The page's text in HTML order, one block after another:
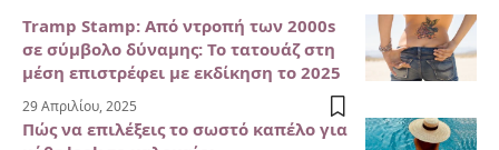
Tramp Stamp: Από ντροπή των 2000s
σε σύμβολο δύναμης: Το τατουάζ στη
μέση επιστρέφει με εκδίκηση το 2025
29 Απριλίου, 2025
Πώς να επιλέξεις το σωστό καπέλο για